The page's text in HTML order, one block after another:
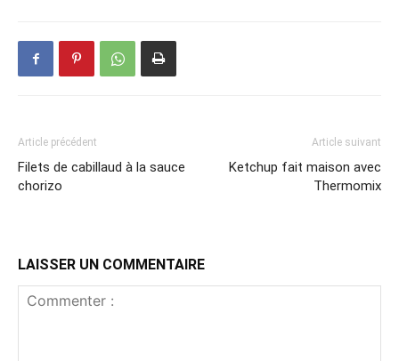
Article précédent
Filets de cabillaud à la sauce
chorizo
Article suivant
Ketchup fait maison avec
Thermomix
LAISSER UN COMMENTAIRE